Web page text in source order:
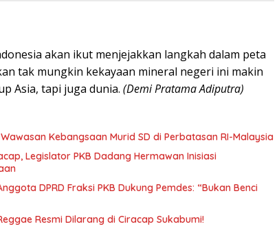
akan ikut menjejakkan langkah dalam peta
tak mungkin kekayaan mineral negeri ini makin
Asia, tapi juga dunia. (Demi Pratama Adiputra)
Kebangsaan Murid SD di Perbatasan RI-Malaysia
Legislator PKB Dadang Hermawan Inisiasi
DPRD Fraksi PKB Dukung Pemdes: “Bukan Benci
Resmi Dilarang di Ciracap Sukabumi!